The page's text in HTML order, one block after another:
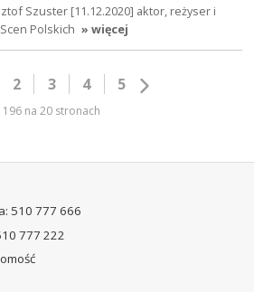
Szuster [11.12.2020] aktor, reżyser i
Polskich » więcej
2 3 4 5
196 na 20 stronach
510 777 666
777 222